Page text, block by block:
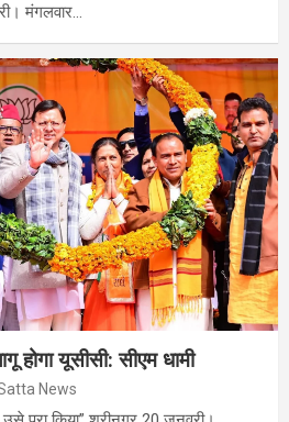
मंगलवार…
होगा यूसीसी: सीएम धामी
News